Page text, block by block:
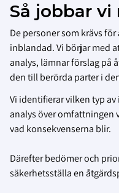
Så jobbar
De personer som krävs
inblandad. Vi börjar med
analys, lämnar förslag på
den till berörda parter i
Vi identifierar vilken typ
analys över omfattningen
vad konsekvenserna blir.
Därefter bedömer och
säkerhetsställa en